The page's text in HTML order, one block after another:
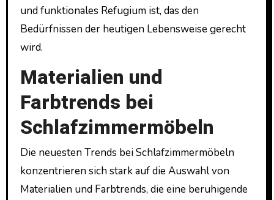
und funktionales Refugium ist, das den
Bedürfnissen der heutigen Lebensweise gerecht
wird.
Materialien und
Farbtrends bei
Schlafzimmermöbeln
Die neuesten Trends bei Schlafzimmermöbeln
konzentrieren sich stark auf die Auswahl von
Materialien und Farbtrends, die eine beruhigende